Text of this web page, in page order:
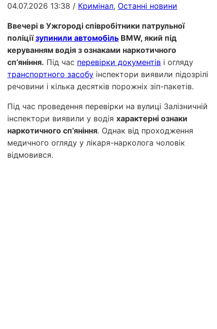
04.07.2026 13:38 / Кримінал, Останні новини
Ввечері в Ужгороді співробітники патрульної
поліціїзупинили автомобіль BMW, який під
керуванням водія з ознаками наркотичного
сп’яніння. Під час перевірки документів і огляду
транспортного засобу інспектори виявили підозрілі
речовини і кілька десятків порожніх зіп-пакетів.
Під час проведення перевірки на вулиці Залізничній
інспектори виявили у водія характерні ознаки
наркотичного сп’яніння. Однак від проходження
медичного огляду у лікаря-нарколога чоловік
відмовився.